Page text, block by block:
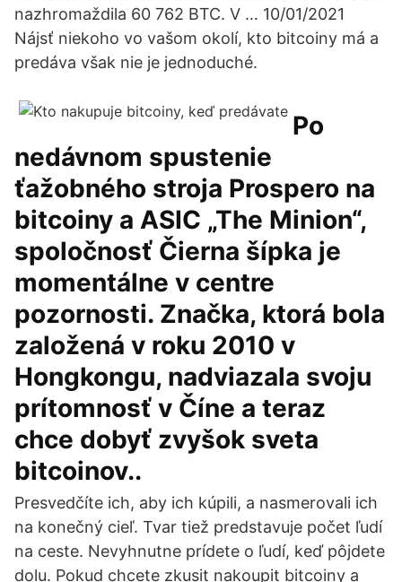
nazhromaždila 60 762 BTC. V … 10/01/2021
Nájsť niekoho vo vašom okolí, kto bitcoiny má a
predáva však nie je jednoduché.
Po
nedávnom spustenie
ťažobného stroja Prospero na
bitcoiny a ASIC „The Minion“,
spoločnosť Čierna šípka je
momentálne v centre
pozornosti. Značka, ktorá bola
založená v roku 2010 v
Hongkongu, nadviazala svoju
prítomnosť v Číne a teraz
chce dobyť zvyšok sveta
bitcoinov..
Presvedčíte ich, aby ich kúpili, a nasmerovali ich
na konečný cieľ. Tvar tiež predstavuje počet ľudí
na ceste. Nevyhnutne prídete o ľudí, keď pôjdete
dolu. Pokud chcete zkusit nakoupit bitcoiny a